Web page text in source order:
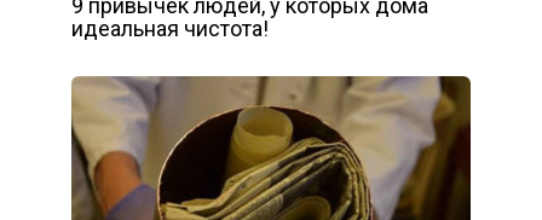
9 привычек людей, у которых дома
идеальная чистота!